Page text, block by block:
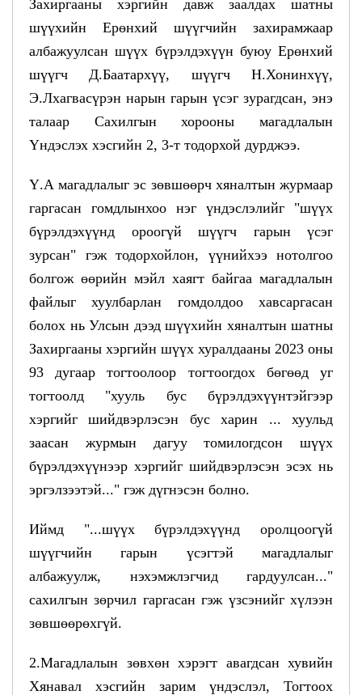
Захиргааны хэргийн давж заалдах шатны
шүүхийн Ерөнхий шүүгчийн захирамжаар
албажуулсан шүүх бүрэлдэхүүн буюу Ерөнхий
шүүгч Д.Баатархүү, шүүгч Н.Хонинхүү,
Э.Лхагвасүрэн нарын гарын үсэг зурагдсан, энэ
талаар Сахилгын хорооны магадлалын
Үндэслэх хэсгийн 2, 3-т тодорхой дурджээ.
Ү.А магадлалыг эс зөвшөөрч хяналтын журмаар
гаргасан гомдлынхоо нэг үндэслэлийг "шүүх
бүрэлдэхүүнд ороогүй шүүгч гарын үсэг
зурсан" гэж тодорхойлон, үүнийхээ нотолгоо
болгож өөрийн мэйл хаягт байгаа магадлалын
файлыг хуулбарлан гомдолдоо хавсаргасан
болох нь Улсын дээд шүүхийн хяналтын шатны
Захиргааны хэргийн шүүх хуралдааны 2023 оны
93 дугаар тогтоолоор тогтоогдох бөгөөд уг
тогтоолд "хууль бус бүрэлдэхүүнтэйгээр
хэргийг шийдвэрлэсэн бус харин ... хуульд
заасан журмын дагуу томилогдсон шүүх
бүрэлдэхүүнээр хэргийг шийдвэрлэсэн эсэх нь
эргэлзээтэй..." гэж дүгнэсэн болно.
Иймд "...шүүх бүрэлдэхүүнд оролцоогүй
шүүгчийн гарын үсэгтэй магадлалыг
албажуулж, нэхэмжлэгчид гардуулсан..."
сахилгын зөрчил гаргасан гэж үзсэнийг хүлээн
зөвшөөрөхгүй.
2.Магадлалын зөвхөн хэрэгт авагдсан хувийн
Хянавал хэсгийн зарим үндэслэл, Тогтоох